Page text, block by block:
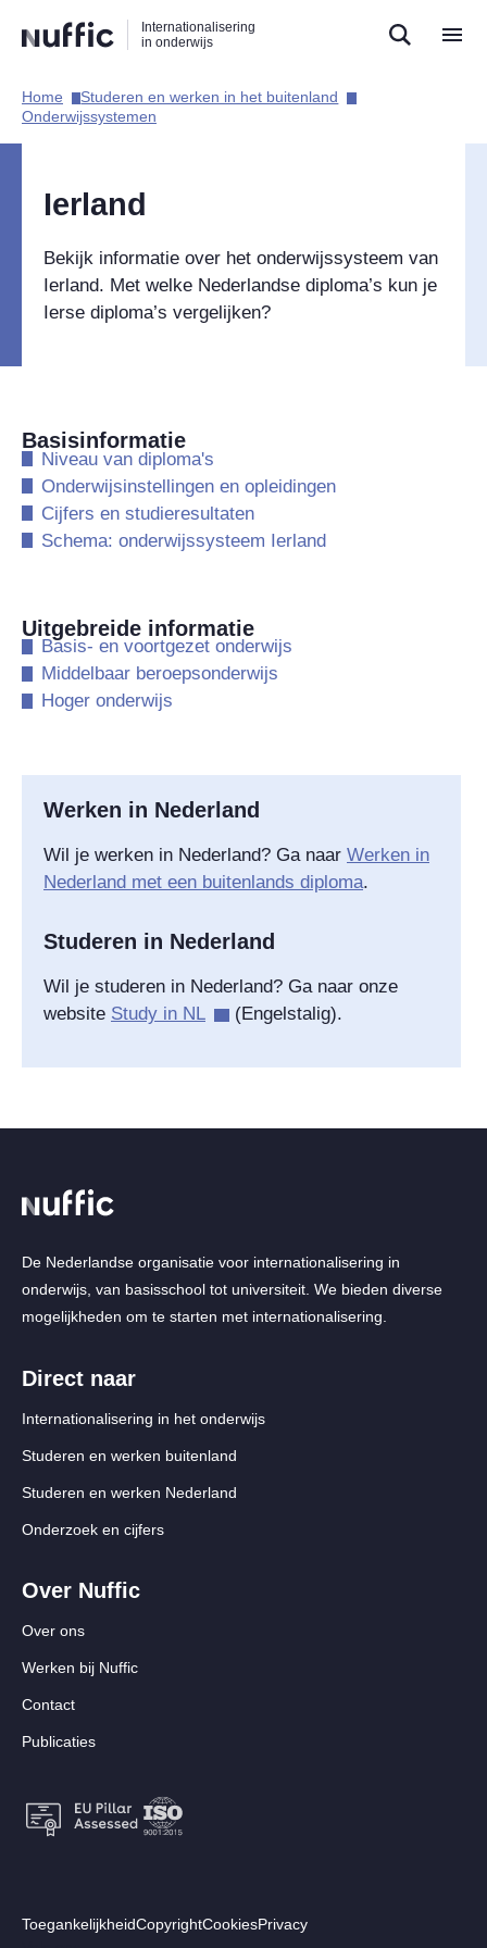
naar
zoekfunctie
naar
hoofdnavigatie
naar
inhoud
Internationalisering
in onderwijs
Hoofdnavigatie
Home​
Studeren en werken in het buitenland​
Onderwijssystemen​
Ierland
Bekijk informatie over het onderwijssysteem van
Ierland. Met welke Nederlandse diploma’s kun je
Ierse diploma’s vergelijken?
Basisinformatie
​Niveau van diploma's
​Onderwijsinstellingen en opleidingen
​Cijfers en studieresultaten
​Schema: onderwijssysteem Ierland
Uitgebreide informatie
​Basis- en voortgezet onderwijs
​Middelbaar beroepsonderwijs
​Hoger onderwijs
Werken in Nederland
Wil je werken in Nederland? Ga naar Werken in
Nederland met een buitenlands diploma.
Studeren in Nederland
Wil je studeren in Nederland? Ga naar onze
website Study in NL (Engelstalig).
De Nederlandse organisatie voor internationalisering in
onderwijs, van basisschool tot universiteit. We bieden diverse
mogelijkheden om te starten met internationalisering.
Direct naar
Internationalisering in het onderwijs
Studeren en werken buitenland
Studeren en werken Nederland
Onderzoek en cijfers
Over Nuffic
Over ons
Werken bij Nuffic
Contact
Publicaties
Footer:
ToegankelijkheidCopyrightCookiesPrivacy